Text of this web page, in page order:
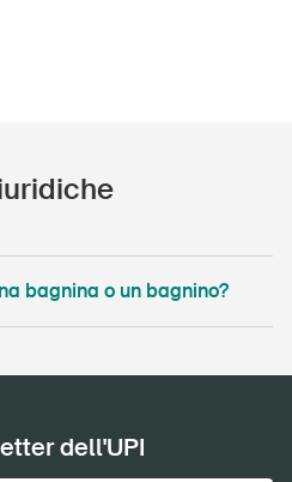
bagnina o un bagnino?
dell'UPI